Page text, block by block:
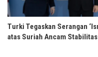
Turki Tegaskan Serangan
atas Suriah Ancam